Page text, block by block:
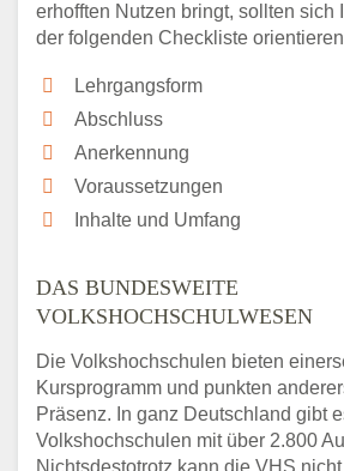
erhofften Nutzen bringt, sollten sich
der folgenden Checkliste
Lehrgangsform
Abschluss
Anerkennung
Voraussetzungen
Inhalte und Umfang
DAS BUNDESWEITE
VOLKSHOCHSCHULWESEN
Die Volkshochschulen bieten
Kursprogramm und punkten
Präsenz. In ganz Deutschland gibt
Volkshochschulen mit über 2.800